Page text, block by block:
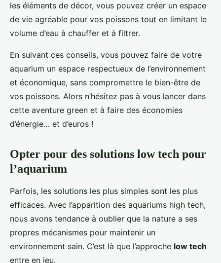
les éléments de décor, vous pouvez créer un espace
de vie agréable pour vos poissons tout en limitant le
volume d’eau à chauffer et à filtrer.
En suivant ces conseils, vous pouvez faire de votre
aquarium un espace respectueux de l’environnement
et économique, sans compromettre le bien-être de
vos poissons. Alors n’hésitez pas à vous lancer dans
cette aventure green et à faire des économies
d’énergie… et d’euros !
Opter pour des solutions low tech pour
l’aquarium
Parfois, les solutions les plus simples sont les plus
efficaces. Avec l’apparition des aquariums high tech,
nous avons tendance à oublier que la nature a ses
propres mécanismes pour maintenir un
environnement sain. C’est là que l’approche low tech
entre en jeu.